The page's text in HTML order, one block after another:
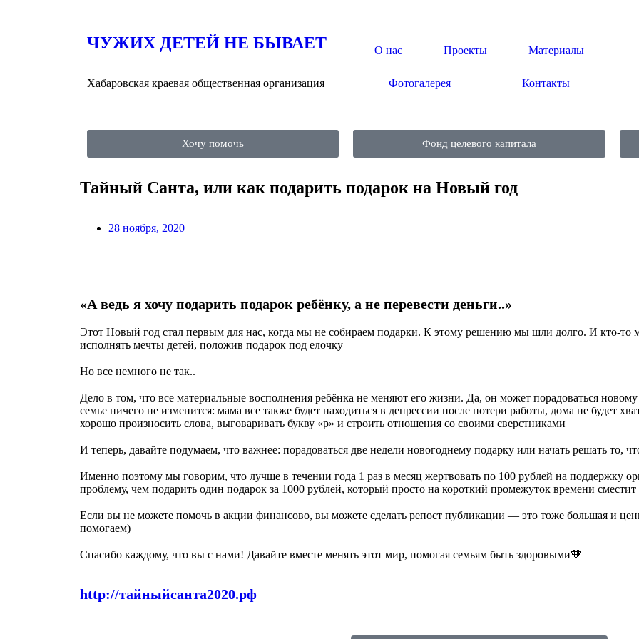
ЧУЖИХ ДЕТЕЙ НЕ БЫВАЕТ
Хабаровская краевая общественная организация
О нас Проекты Материалы
Фотогалерея Контакты
Хочу помочь Фонд целевого капитала
Тайный Санта, или как подарить подарок на Новый год
28 ноября, 2020
«А ведь я хочу подарить подарок ребёнку, а не перевести деньги..»
Этот Новый год стал первым для нас, когда мы не собираем подарки. К этому решению мы шли долго. И кто-то
исполнять мечты детей, положив подарок под елочку
Но все немного не так..
Дело в том, что все материальные восполнения ребёнка не меняют его жизни. Да, он может порадоваться
семье ничего не изменится: мама все также будет находиться в депрессии после потери работы, дома не будет
хорошо произносить слова, выговаривать букву «р» и строить отношения со своими сверстниками
И теперь, давайте подумаем, что важнее: порадоваться две недели новогоднему подарку или начать решать то,
Именно поэтому мы говорим, что лучше в течении года 1 раз в месяц жертвовать по 100 рублей на поддержку
проблему, чем подарить один подарок за 1000 рублей, который просто на короткий промежуток времени сместит
Если вы не можете помочь в акции финансово, вы можете сделать репост публикации — это тоже большая и
помогаем)
Спасибо каждому, что вы с нами! Давайте вместе менять этот мир, помогая семьям быть здоровыми🧡
http://тайныйсанта2020.рф